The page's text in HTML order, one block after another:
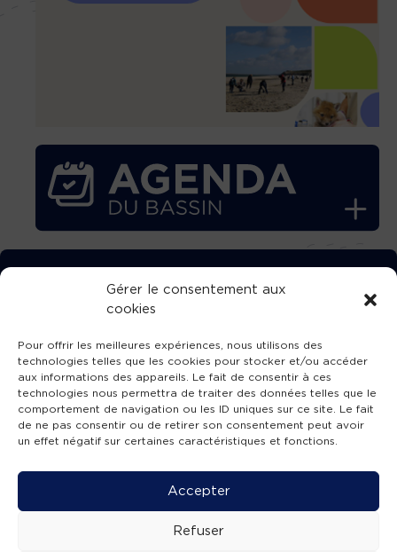
Gérer le consentement aux
cookies
Pour offrir les meilleures expériences, nous utilisons des
technologies telles que les cookies pour stocker et/ou accéder
aux informations des appareils. Le fait de consentir à ces
technologies nous permettra de traiter des données telles que le
comportement de navigation ou les ID uniques sur ce site. Le fait
de ne pas consentir ou de retirer son consentement peut avoir
un effet négatif sur certaines caractéristiques et fonctions.
Accepter
Refuser
TÉLÉCHARGEZ GRATUITEMENT
L’APPLICATION TVBA !
SUIVEZ-NOUS !
Mentions légales -Accessibilité